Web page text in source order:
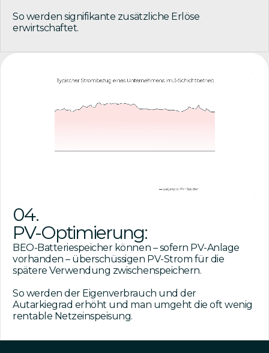
So werden signifikante zusätzliche Erlöse
erwirtschaftet.
04.
PV-Optimierung:
BEO-Batteriespeicher können – sofern PV-Anlage
vorhanden – überschüssigen PV-Strom für die
spätere Verwendung zwischenspeichern.
So werden der Eigenverbrauch und der
Autarkiegrad erhöht und man umgeht die oft wenig
rentable Netzeinspeisung.